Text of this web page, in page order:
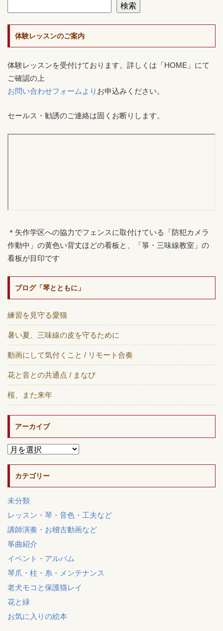
検索
体験レッスンのご案内
体験レッスンを受付けております。詳しくは「HOME」にて
ご確認の上
お問い合わせフォームより お申込みください。
セールス・勧誘のご連絡は固くお断りします。
＊矢作学区への協力でフェンスに取付けている「防犯カメラ
作動中」の黄色い背丈ほどの看板と、「箏・三味線教室」の
看板が目印です
ブログ「琴とともに」
練習を見守る愛猫
暑い夏、三味線の皮を守るために
動画にして気付くこと / リモート合奏
花と音との共通点 / まなび
桜、また来年
アーカイブ
カテゴリー
未分類
レッスン・琴・音色・工夫など
講師演奏・お稽古動画など
筝曲紹介
イベント・アルバム
琴爪・柱・糸・メンテナンス
老犬モコと保護猫レイ
花と緑
お気に入りの絵本